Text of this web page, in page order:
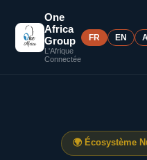
One
Africa
Group
L'Afrique
Connectée
FR EN
🌍 Écosystème